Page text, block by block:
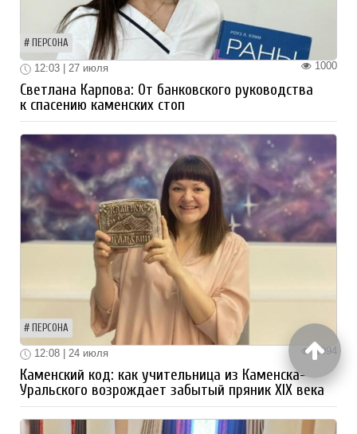
ПЕРСОНА
1000
12:03 | 27 июля
Светлана Карпова: От банковского руководства
к спасению каменских стоп
ПЕРСОНА
1094
12:08 | 24 июля
Каменский код: как учительница из Каменска-
Уральского возрождает забытый пряник XIX века